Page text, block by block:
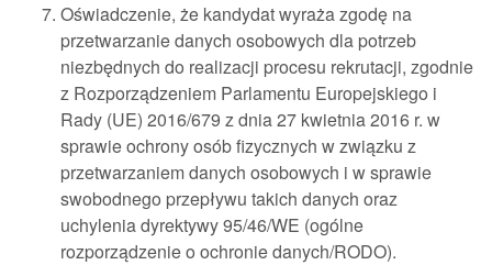
Oświadczenie, że kandydat wyraża zgodę na
przetwarzanie danych osobowych dla potrzeb
niezbędnych do realizacji procesu rekrutacji, zgodnie
z Rozporządzeniem Parlamentu Europejskiego i
Rady (UE) 2016/679 z dnia 27 kwietnia 2016 r. w
sprawie ochrony osób fizycznych w związku z
przetwarzaniem danych osobowych i w sprawie
swobodnego przepływu takich danych oraz
uchylenia dyrektywy 95/46/WE (ogólne
rozporządzenie o ochronie danych/RODO).